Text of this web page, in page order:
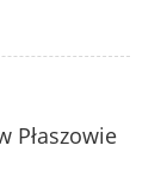
Płaszowie